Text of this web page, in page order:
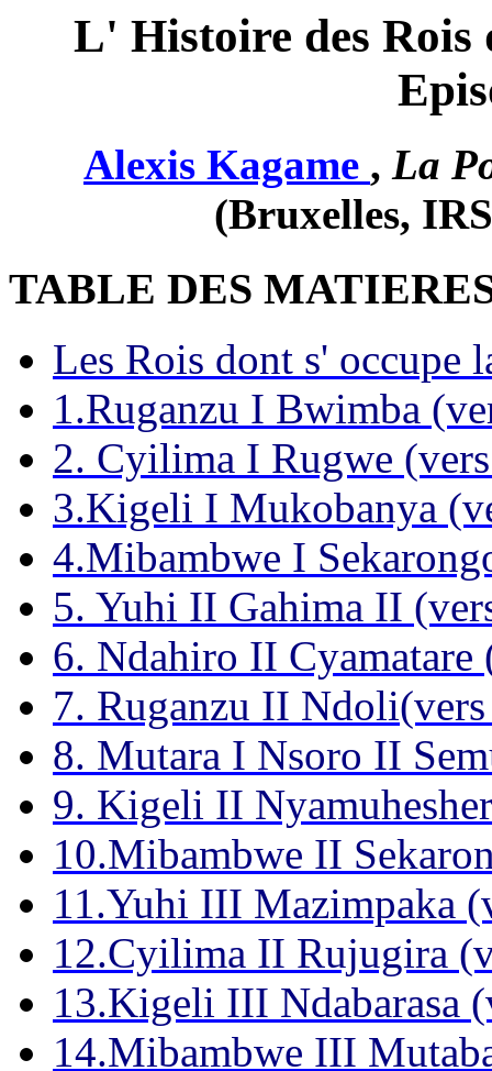
L' Histoire des Rois
Alexis Kagame , La
(Bruxelles,
TABLE DES
Les Rois dont s' occupe
1.Ruganzu I Bwimba
2. Cyilima I Rugwe
3.Kigeli I Mukobanya
4.Mibambwe I
5. Yuhi II Gahima II
6. Ndahiro II Cyamatare
7. Ruganzu II
8. Mutara I Nsoro II
9. Kigeli II
10.Mibambwe II
11.Yuhi III Mazimpaka
12.Cyilima II Rujugira
13.Kigeli III Ndabarasa
14.Mibambwe III